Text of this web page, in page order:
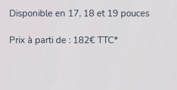
Disponible en 17, 18 et 19 pouces
Prix à parti de : 182€ TTC*